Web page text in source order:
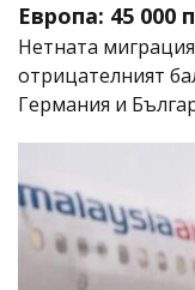
Европа: 45 000
Нетната
отрицателният
Германия и